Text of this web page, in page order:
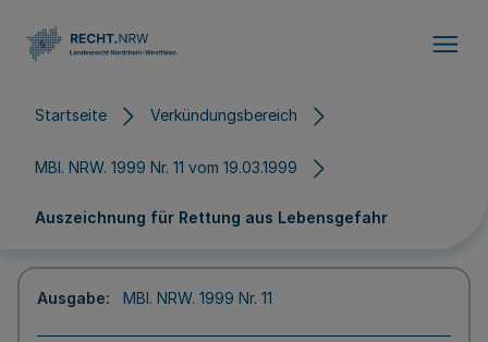
Startseite Verkündungsbereich
MBl. NRW. 1999 Nr. 11 vom 19.03.1999
Auszeichnung für Rettung aus Lebensgefahr
Ausgabe MBl. NRW. 1999 Nr. 11